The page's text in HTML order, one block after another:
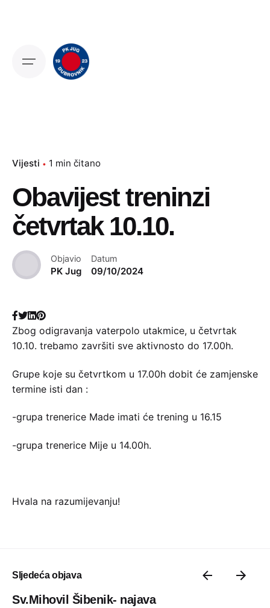
Vijesti 1 min čitano
Obavijest treninzi
četvrtak 10.10.
Objavio
PK Jug
Datum
09/10/2024
Zbog odigravanja vaterpolo utakmice, u četvrtak
10.10. trebamo završiti sve aktivnosto do 17.00h.
Grupe koje su četvrtkom u 17.00h dobit će zamjenske
termine isti dan :
-grupa trenerice Made imati će trening u 16.15
-grupa trenerice Mije u 14.00h.
Hvala na razumijevanju!
Sljedeća objava
Sv.Mihovil Šibenik- najava